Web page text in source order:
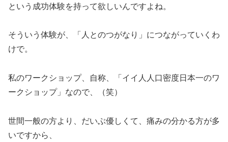
という成功体験を持って欲しいんですよね。
そういう体験が、「人とのつがなり」につながっていくわ
けで。
私のワークショップ、自称、「イイ人人口密度日本一のワ
ークショップ」なので、（笑）
世間一般の方より、だいぶ優しくて、痛みの分かる方が多
いですから、